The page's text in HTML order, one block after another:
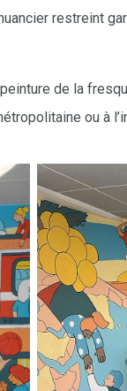
restreint
de la
ou à